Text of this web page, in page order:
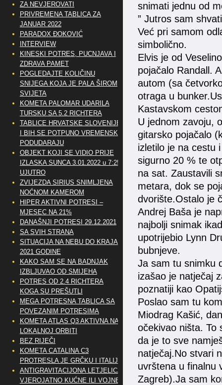
snimati jednu od
” Jutros sam
Već pri samom
simbolično.
Elvis je od
pojačalo Randall.
autom (sa
otraga u
Kastavskom
U jednom zavoju,
gitarsko pojačalo
izletilo je na cestu
sigurno 20 % te
na sat. Zaustavili
metara, dok se
dvorište.Ostalo je
Andrej Baša je
najbolji snimak
upotrijebio Lynn
bubnjeve.
Ja sam tu snimku
izašao je natječaj
poznatiji kao
Poslao sam tu
Miodrag Kašić,
očekivao ništa. To
da je to sve
natječaj.No stvari
uvrštena u finalnu
Zagreb).Ja sam
ZA NEVJEROVATI
PRIVREMENA TABLICA ZA
JANUAR 2022
PARADOX ĐOKOVIĆ
INTERVIEW
KINESKI POTRES, PUCNJAVA I
ZDRAVA PAMET
POGLEDAJTE KOLIČINU
SNIJEGA KOJA JE PALA ŠIROM
SVIJETA
KOMETA PALOMAR UDARILA
TURSKU SA 5.2 RICHTERA
TABLICE HRVATSKE SLOVENIJE
I BIH SE POTPUNO VREMENSKI
PODUDARAJU
OBJEKT KOJI SE VIDIO PRIJE
IZLASKA SUNCA 3.01.2022 u 7:25
UJUTRO
ZVIJEZDA SIRIUS SNIMLJENA
NOĆNOM KAMEROM
HIPER AKTIVNI POTRESI –
MJESEC NA 21%
DANAŠNJI POTRESI 29.12.2021
SA SVIH STRANA
SITUACIJA NA NEBU DO KRAJA
2021 GODINE
KAKO SAM SE NA BADNJAK
IZBLJUVAO OD SMIJEHA
POTRES OD 2.4 RICHTERA
KOGA SU PREŠUTLI
MEGA POTRESNA TABLICA SA
POVEZANIM POTRESIMA
KOMETA ATLAS Q3 AKTIVNA NA
LOKALNOJ ORBITI
BEZ RIJEČI
KOMETA CATALINA C3
PROTRESLA JE GRČKU I ITALIJU
ANTIGRAVITACIJONA LETJELICA
VJEROJATNO KUĆNE ILI VOJNE